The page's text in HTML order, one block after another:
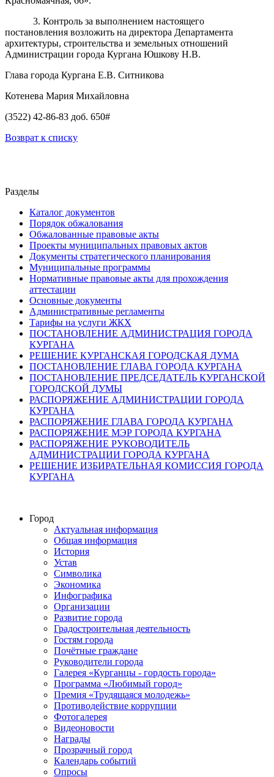
3. Контроль за выполнением настоящего
постановления возложить на директора Департамента
архитектуры, строительства и земельных отношений
Администрации города Кургана Юшкову Н.В.
Глава города Кургана Е.В. Ситникова
Котенева Мария Михайловна
(3522) 42-86-83 доб. 650#
Возврат к списку
Разделы
Каталог документов
Порядок обжалования
Обжалованные правовые акты
Проекты муниципальных правовых актов
Документы стратегического планирования
Муниципальные программы
Нормативные правовые акты для прохождения
аттестации
Основные документы
Административные регламенты
Тарифы на услуги ЖКХ
ПОСТАНОВЛЕНИЕ АДМИНИСТРАЦИЯ ГОРОДА
КУРГАНА
РЕШЕНИЕ КУРГАНСКАЯ ГОРОДСКАЯ ДУМА
ПОСТАНОВЛЕНИЕ ГЛАВА ГОРОДА КУРГАНА
ПОСТАНОВЛЕНИЕ ПРЕДСЕДАТЕЛЬ КУРГАНСКОЙ
ГОРОДСКОЙ ДУМЫ
РАСПОРЯЖЕНИЕ АДМИНИСТРАЦИИ ГОРОДА
КУРГАНА
РАСПОРЯЖЕНИЕ ГЛАВА ГОРОДА КУРГАНА
РАСПОРЯЖЕНИЕ МЭР ГОРОДА КУРГАНА
РАСПОРЯЖЕНИЕ РУКОВОДИТЕЛЬ
АДМИНИСТРАЦИИ ГОРОДА КУРГАНА
РЕШЕНИЕ ИЗБИРАТЕЛЬНАЯ КОМИССИЯ ГОРОДА
КУРГАНА
Город
Актуальная информация
Общая информация
История
Устав
Символика
Экономика
Инфографика
Организации
Развитие города
Градостроительная деятельность
Гостям города
Почётные граждане
Руководители города
Галерея «Курганцы - гордость города»
Программа «Любимый город»
Премия «Трудящаяся молодежь»
Противодействие коррупции
Фотогалерея
Видеоновости
Награды
Прозрачный город
Календарь событий
Опросы